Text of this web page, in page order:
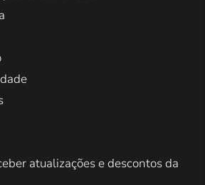
atualizações e descontos da